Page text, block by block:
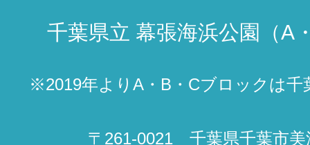
千葉県立 幕張海浜公園（A
※2019年よりA・B・Cブロックは千
〒261-0021 千葉県千葉市美